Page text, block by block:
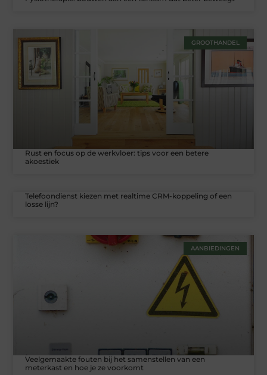
GROOTHANDEL
Rust en focus op de werkvloer: tips voor een betere
akoestiek
Telefoondienst kiezen met realtime CRM-koppeling of een
losse lijn?
AANBIEDINGEN
Veelgemaakte fouten bij het samenstellen van een
meterkast en hoe je ze voorkomt